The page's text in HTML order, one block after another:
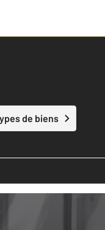
de biens